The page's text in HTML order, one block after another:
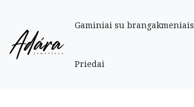
Gaminiai su brangakmeniais
Priedai
Pradinis Parduotuve » Auksiniai